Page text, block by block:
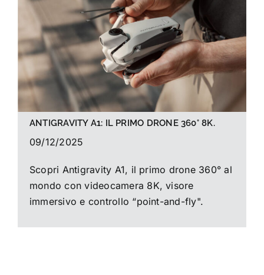
La foto del mese
Guide
Cerca
per:
ANTIGRAVITY A1: IL PRIMO DRONE 360° 8K.
09/12/2025
Scopri Antigravity A1, il primo drone 360° al
mondo con videocamera 8K, visore
immersivo e controllo “point-and-fly".